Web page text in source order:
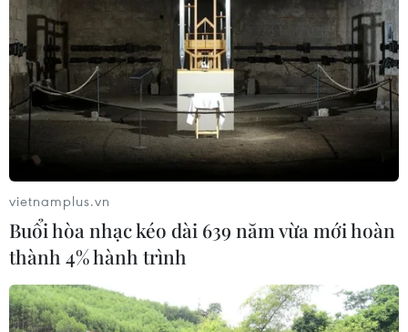
#Giá vàng #Fed
Theo dõi VietnamPlus
vietnamplus.vn
Buổi hòa nhạc kéo dài 639 năm vừa mới hoàn
thành 4% hành trình